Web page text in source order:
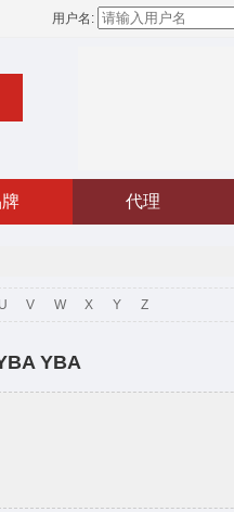
用户名:
代理
U V W X Y Z
YBA